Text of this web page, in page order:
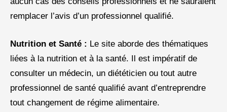
remplacer l’avis d’un professionnel qualifié.
Nutrition et Santé : Le site aborde des thématiques
liées à la nutrition et à la santé. Il est impératif de
consulter un médecin, un diététicien ou tout autre
professionnel de santé qualifié avant d’entreprendre
tout changement de régime alimentaire.